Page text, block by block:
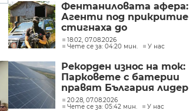
Фентаниловата афера:
Агенти под прикритие
стигнаха до
лабораторията във
„Факултета“
18:02, 07.08.2026
Чете се за: 04:20 мин.
У нас
Рекорден износ на ток:
Парковете с батерии
правят България лидер
на пазара
20:28, 07.08.2026
Чете се за: 05:42 мин.
У нас